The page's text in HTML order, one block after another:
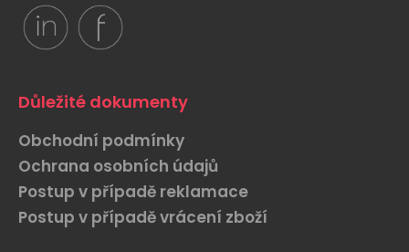
Důležité dokumenty
Obchodní podmínky
Ochrana osobních údajů
Postup v případě reklamace
Postup v případě vrácení zboží